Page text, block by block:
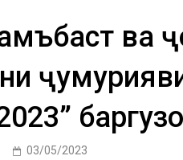
ва
03/05/2023